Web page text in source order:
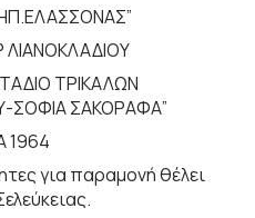
ΤΡΙΚΑΛΩΝ
ΣΟΦΙΑ ΣΑΚΟΡΑΦΑ”
1964
για παραμονή θέλει